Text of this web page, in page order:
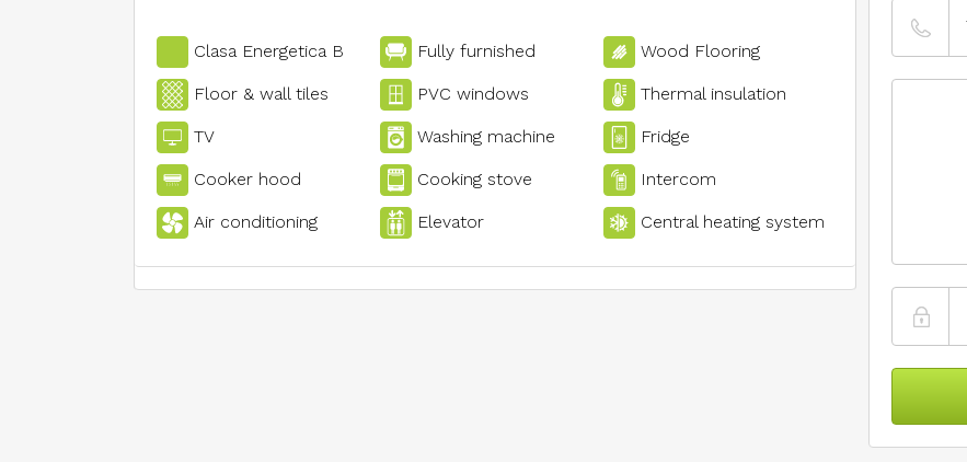
Clasa Energetica B Fully furnished Wood Flooring
Floor & wall tiles PVC windows Thermal insulation
TV Washing machine Fridge
Cooker hood Cooking stove Intercom
Air conditioning Elevator Central heating system